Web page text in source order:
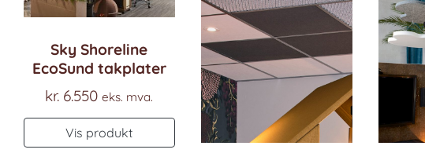
Sky Shoreline
EcoSund takplater
kr. 6.550 eks. mva.
Vis produkt